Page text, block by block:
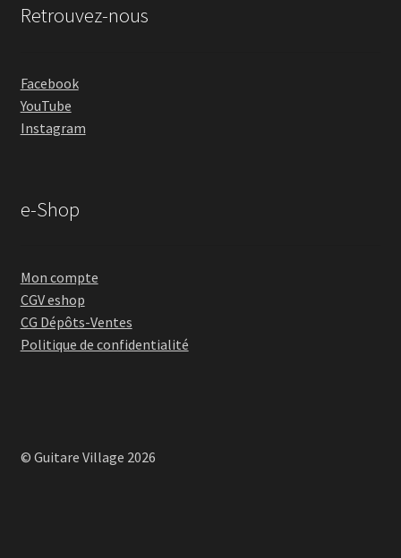
Retrouvez-nous
Facebook
YouTube
Instagram
e-Shop
Mon compte
CGV eshop
CG Dépôts-Ventes
Politique de confidentialité
© Guitare Village 2026